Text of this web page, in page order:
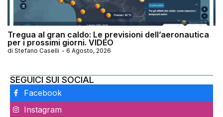
Tregua al gran caldo: Le previsioni dell’aeronautica
per i prossimi giorni. VIDEO
di Stefano Caselli - 6 Agosto, 2026
SEGUICI SUI SOCIAL
Facebook
Instagram